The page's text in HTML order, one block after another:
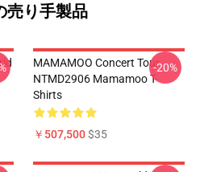
売り手製品
MAMAMOO Concert Tour
NTMD2906 Mamamoo T-
Shirts
￥507,500$35
-20%